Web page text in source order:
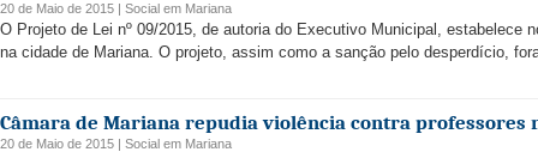
20 de Maio de 2015 | Social em Mariana
O Projeto de Lei nº 09/2015, de autoria do Executivo Municipal, estabelece
na cidade de Mariana. O projeto, assim como a sanção pelo desperdício,
Câmara de Mariana repudia violência contra professores
20 de Maio de 2015 | Social em Mariana